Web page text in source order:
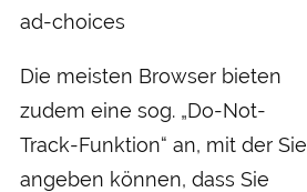
ad-choices
Die meisten Browser bieten
zudem eine sog. „Do-Not-
Track-Funktion“ an, mit der Sie
angeben können, dass Sie